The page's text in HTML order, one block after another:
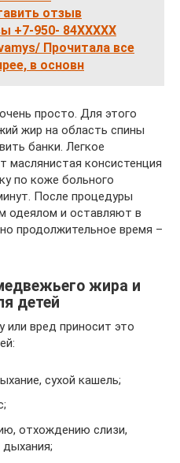
отзыв
+7-950- 84XXXXX
Прочитала все
в основн
просто. Для этого
жир на область спины
банки. Легкое
маслянистая консистенция
по коже больного
После процедуры
одеялом и оставляют в
продолжительное время –
жира и
детей
или вред приносит это
сухой кашель;
отхождению слизи,